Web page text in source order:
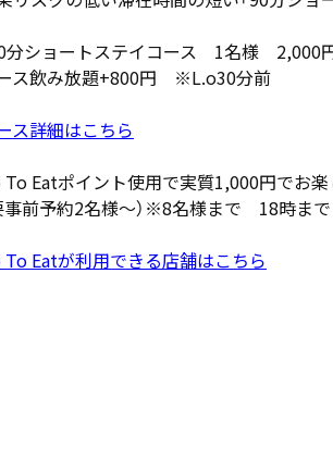
分ショートステイコース 1名様 2,000円
ス飲み放題+800円 ※L.o30分前
ス詳細はこちら
To Eatポイント使用で実質1,000円でお
事前予約2名様～）※8名様まで 18時ま
To Eatが利用できる店舗はこちら